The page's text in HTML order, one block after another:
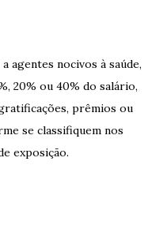
agentes nocivos à saúde,
20% ou 40% do salário,
prêmios ou
se classifiquem nos
exposição.